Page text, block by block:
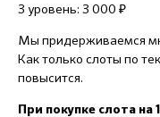
3 уровень: 3 000 ₽
Мы придерживаемся
Как только слоты по
повысится.
При покупке слота